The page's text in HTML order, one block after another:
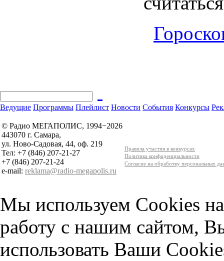
Ведущие Программы Плейлист Новости События Конкурсы
© Радио МЕГАПОЛИС, 1994−2026
443070 г. Самара,
ул. Ново-Садовая, 44, оф. 219
Тел: +7 (846) 207-21-27
+7 (846) 207-21-24
e-mail: reklama@radio-megapolis.ru
Правила участия в конкурсах
Политика конфиденциальности
Согласие на обработку персональных
Мы используем Cookies
работу с нашим сайтом,
использовать Ваши